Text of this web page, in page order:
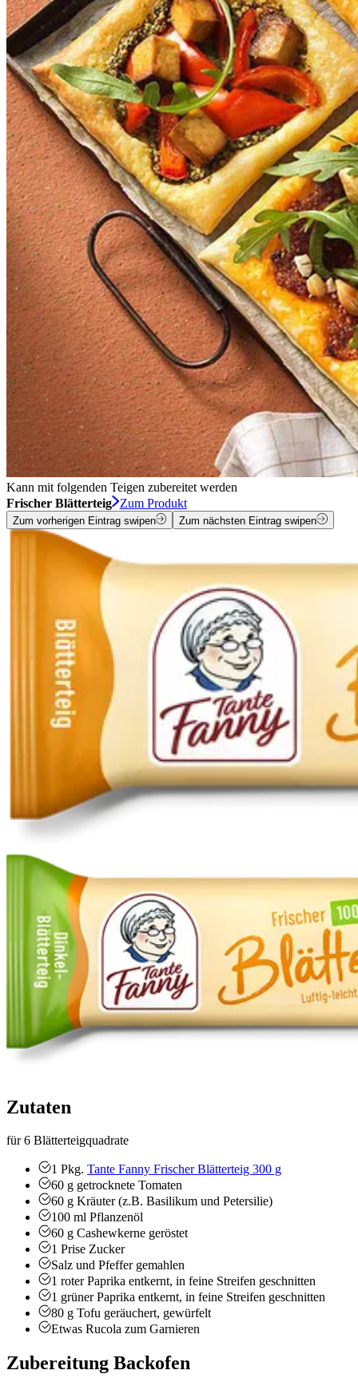
Kann mit folgenden Teigen zubereitet werden
Frischer Blätterteig
Zum Produkt
Zum vorherigen Eintrag swipen Zum nächsten Eintrag swipen
Zutaten
für 6 Blätterteigquadrate
1 Pkg. Tante Fanny Frischer Blätterteig 300 g
60 g getrocknete Tomaten
60 g Kräuter (z.B. Basilikum und Petersilie)
100 ml Pflanzenöl
60 g Cashewkerne geröstet
1 Prise Zucker
Salz und Pfeffer gemahlen
1 roter Paprika entkernt, in feine Streifen geschnitten
1 grüner Paprika entkernt, in feine Streifen geschnitten
80 g Tofu geräuchert, gewürfelt
Etwas Rucola zum Garnieren
Zubereitung Backofen